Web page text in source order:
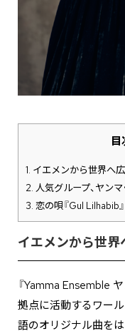
1. イエメンから世界へ
2. 人気グループ、ヤン
3. 恋の唄『Gul Lilhabib
イエメンから世
『Yamma Ensemble
拠点に活動するワー
語のオリジナル曲をは